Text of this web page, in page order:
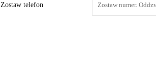
Zostaw telefon